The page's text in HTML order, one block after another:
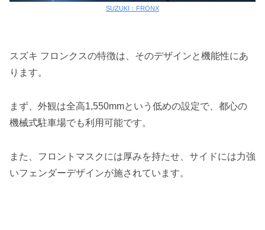
SUZUKI：FRONX
スズキ フロンクスの特徴は、そのデザインと機能性にあ
ります。
まず、外観は全高1,550mmという低めの設定で、都心の
機械式駐車場でも利用可能です。
また、フロントマスクには厚みを持たせ、サイドには力強
いフェンダーデザインが施されています。